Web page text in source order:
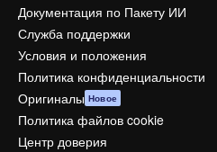
Документация по Пакету ИИ
Служба поддержки
Условия и положения
Политика конфиденциальности
Оригиналы Новое
Политика файлов cookie
Центр доверия